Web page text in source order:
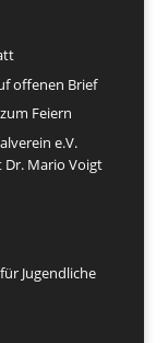
offenen Brief
Feiern
e.V.
Mario Voigt
Jugendliche